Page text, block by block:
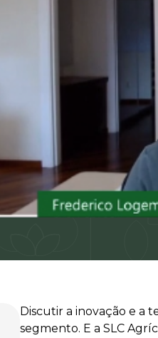
Discutir a inovação e a
segmento. E a SLC